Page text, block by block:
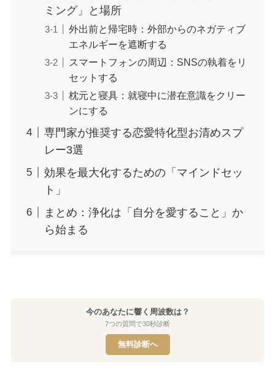
ミング」と場所
外出前と帰宅時：外部からのネガティブ
エネルギーを遮断する
スマートフォンの周辺：SNSの執着をリ
セットする
枕元と寝具：就寝中に潜在意識をクリー
ンにする
専門家が推奨する恋愛特化型お清めスプ
レー3選
効果を最大化するための「マインドセッ
ト」
まとめ：浄化は「自分を愛すること」か
ら始まる
今のあなたに響く周波数は？
7つの質問で30秒診断
無料診断へ